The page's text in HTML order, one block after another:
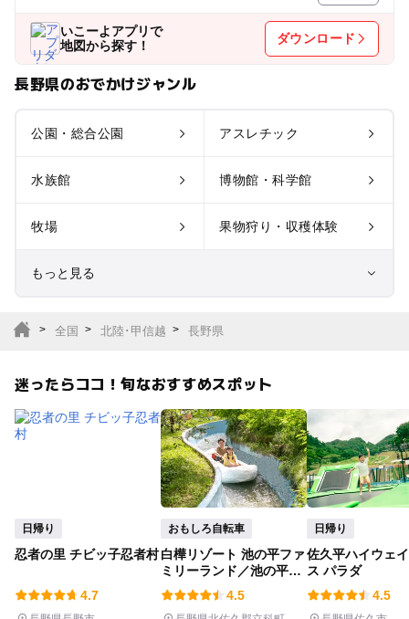
いこーよアプリで
地図から探す！
ダウンロード
長野県のおでかけジャンル
公園・総合公園 アスレチック
水族館 博物館・科学館
牧場 果物狩り・収穫体験
もっと見る
サファリパーク
植物園・フラワーパー
ク
バーベキュー
釣り 自然景観
農業体験
潮干狩り 社会見学
全国 北陸･甲信越 長野県
迷ったらココ！旬なおすすめスポット
日帰り
忍者の里 チビッ子忍者村
4.7
おもしろ自転車
白樺リゾート 池の平ファ
ミリーランド／池の平ホ
テル
4.5
日帰り
佐久平ハイウェ
ス パラダ
4.5